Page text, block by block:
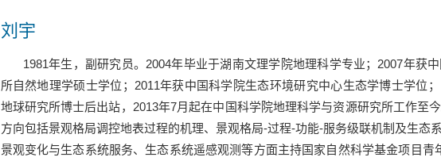
刘宇
1981年生，副研究员。 2004年毕业于湖南文理学院地理科学专业； 2007年获
所自然地理学硕士学位； 2011年获中国科学院生态环境研究中心生态学博士学位；
地球研究所博士后出站， 2013年7月起在中国科学院地理科学与资源研究所工作至
方向包括景观格局调控地表过程的机理、景观格局-过程-功能-服务级联机制及生态
景观变化与生态系统服务、生态系统遥感观测等方面主持国家自然科学基金项目青